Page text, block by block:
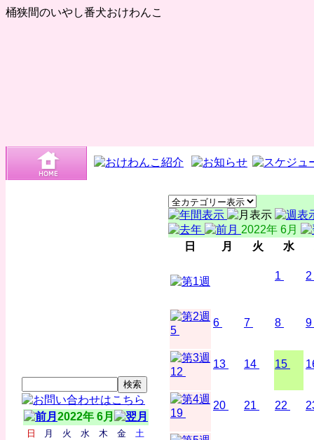
桶狭間のいやし番犬おけわんこ
2022年 6月
日 月 火 水 木 金
土
2022年 6月
日
月 火 水
1 2
5
6 7 8 9
12
13 14 15
19
20 21 22